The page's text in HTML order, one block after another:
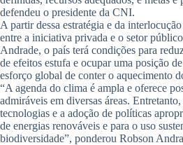
defendeu o presidente da CNI.
A partir dessa estratégia e da
entre a iniciativa privada e o setor
Andrade, o país terá condições para
de efeitos estufa e ocupar uma posição
esforço global de conter o aquecimento
“A agenda do clima é ampla e oferece
admiráveis em diversas áreas.
tecnologias e a adoção de políticas
de energias renováveis e para o uso
biodiversidade”, ponderou Robson